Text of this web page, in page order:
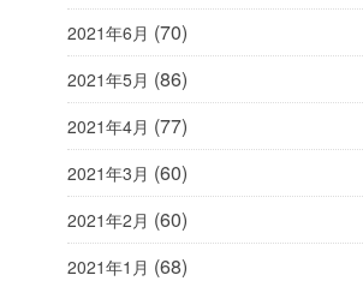
2021年6月 (70)
2021年5月 (86)
2021年4月 (77)
2021年3月 (60)
2021年2月 (60)
2021年1月 (68)